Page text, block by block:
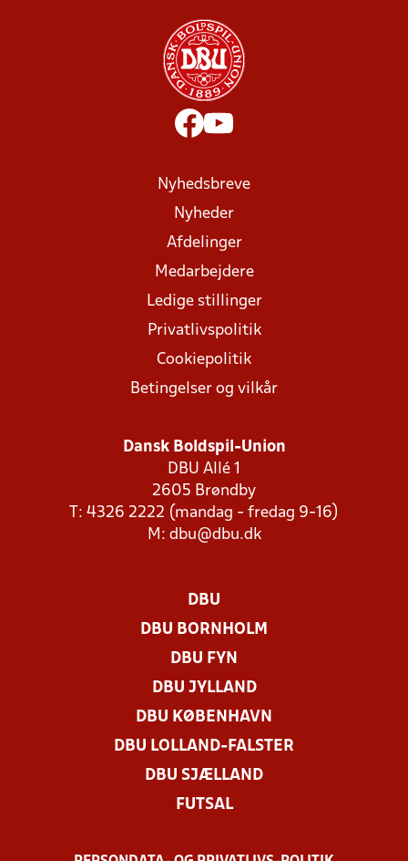
Nyhedsbreve
Nyheder
Afdelinger
Medarbejdere
Ledige stillinger
Privatlivspolitik
Cookiepolitik
Betingelser og vilkår
Dansk Boldspil-Union
DBU Allé 1
2605 Brøndby
T: 4326 2222 (mandag - fredag 9-16)
M: dbu@dbu.dk
DBU
DBU BORNHOLM
DBU FYN
DBU JYLLAND
DBU KØBENHAVN
DBU LOLLAND-FALSTER
DBU SJÆLLAND
FUTSAL